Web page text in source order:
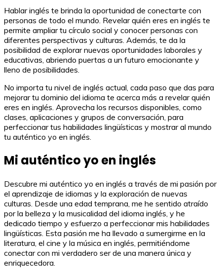
Hablar inglés te brinda la oportunidad de conectarte con
personas de todo el mundo. Revelar quién eres en inglés te
permite ampliar tu círculo social y conocer personas con
diferentes perspectivas y culturas. Además, te da la
posibilidad de explorar nuevas oportunidades laborales y
educativas, abriendo puertas a un futuro emocionante y
lleno de posibilidades.
No importa tu nivel de inglés actual, cada paso que das para
mejorar tu dominio del idioma te acerca más a revelar quién
eres en inglés. Aprovecha los recursos disponibles, como
clases, aplicaciones y grupos de conversación, para
perfeccionar tus habilidades lingüísticas y mostrar al mundo
tu auténtico yo en inglés.
Mi auténtico yo en inglés
Descubre mi auténtico yo en inglés a través de mi pasión por
el aprendizaje de idiomas y la exploración de nuevas
culturas. Desde una edad temprana, me he sentido atraído
por la belleza y la musicalidad del idioma inglés, y he
dedicado tiempo y esfuerzo a perfeccionar mis habilidades
lingüísticas. Esta pasión me ha llevado a sumergirme en la
literatura, el cine y la música en inglés, permitiéndome
conectar con mi verdadero ser de una manera única y
enriquecedora.